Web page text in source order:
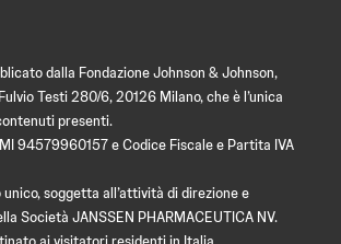
dalla Fondazione Johnson & Johnson,
Testi 280/6, 20126 Milano, che è l’unica
presenti.
94579960157 e Codice Fiscale e Partita IVA
soggetta all’attività di direzione e
Società JANSSEN PHARMACEUTICA NV.